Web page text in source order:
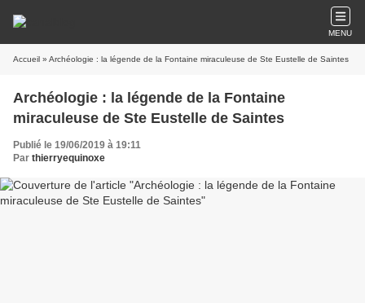
MENU
Accueil » Archéologie : la légende de la Fontaine miraculeuse de Ste Eustelle de Saintes
Archéologie : la légende de la Fontaine
miraculeuse de Ste Eustelle de Saintes
Publié le 19/06/2019 à 19:11
Par thierryequinoxe